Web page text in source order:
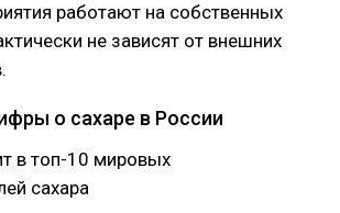
работают на собственных
не зависят от внешних
о сахаре в России
в топ-10 мировых
сахара